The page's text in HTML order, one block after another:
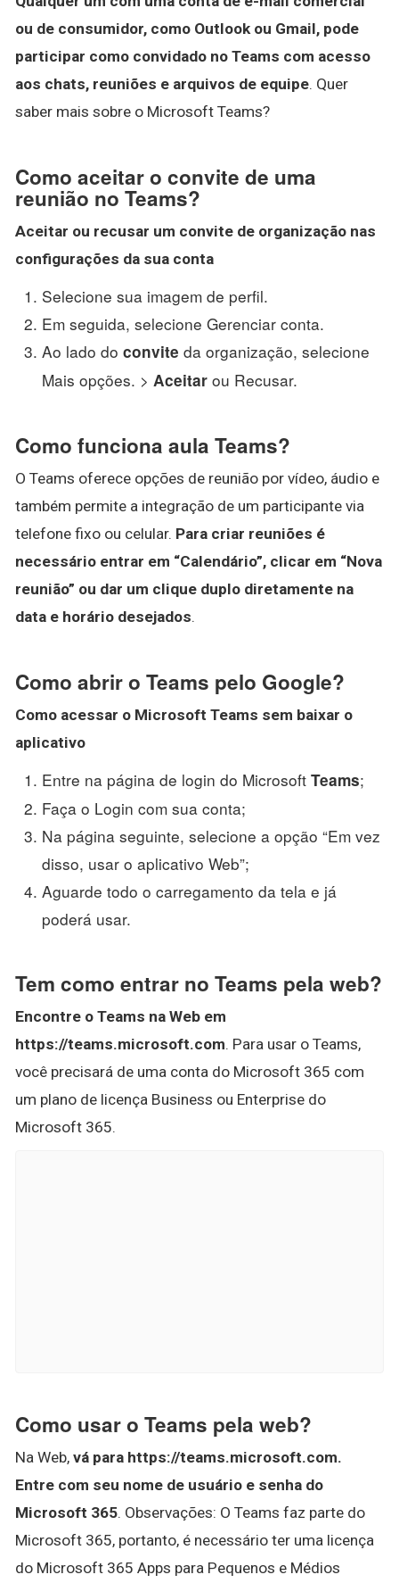
ou de consumidor, como Outlook ou Gmail, pode
participar como convidado no Teams com acesso
aos chats, reuniões e arquivos de equipe. Quer
saber mais sobre o Microsoft Teams?
Como aceitar o convite de uma
reunião no Teams?
Aceitar ou recusar um convite de organização nas
configurações da sua conta
Selecione sua imagem de perfil.
Em seguida, selecione Gerenciar conta.
Ao lado do convite da organização, selecione
Mais opções. > Aceitar ou Recusar.
Como funciona aula Teams?
O Teams oferece opções de reunião por vídeo, áudio e
também permite a integração de um participante via
telefone fixo ou celular. Para criar reuniões é
necessário entrar em “Calendário”, clicar em “Nova
reunião” ou dar um clique duplo diretamente na
data e horário desejados.
Como abrir o Teams pelo Google?
Como acessar o Microsoft Teams sem baixar o
aplicativo
Entre na página de login do Microsoft Teams;
Faça o Login com sua conta;
Na página seguinte, selecione a opção “Em vez
disso, usar o aplicativo Web”;
Aguarde todo o carregamento da tela e já
poderá usar.
Tem como entrar no Teams pela web?
Encontre o Teams na Web em
https://teams.microsoft.com. Para usar o Teams,
você precisará de uma conta do Microsoft 365 com
um plano de licença Business ou Enterprise do
Microsoft 365.
Como usar o Teams pela web?
Na Web, vá para https://teams.microsoft.com.
Entre com seu nome de usuário e senha do
Microsoft 365. Observações: O Teams faz parte do
Microsoft 365, portanto, é necessário ter uma licença
do Microsoft 365 Apps para Pequenos e Médios